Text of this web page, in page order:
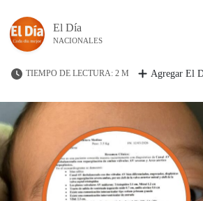
El Día
NACIONALES
TIEMPO DE LECTURA: 2 M Agregar El